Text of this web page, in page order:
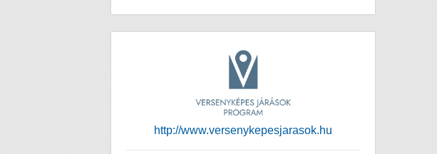
http://www.versenykepesjarasok.hu